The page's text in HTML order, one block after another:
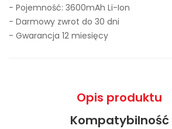
- Pojemność: 3600mAh Li-Ion
- Darmowy zwrot do 30 dni
- Gwarancja 12 miesięcy
Opis produktu
Kompatybilność